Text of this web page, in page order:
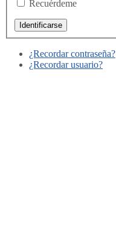
Recuérdeme
¿Recordar contraseña?
¿Recordar usuario?